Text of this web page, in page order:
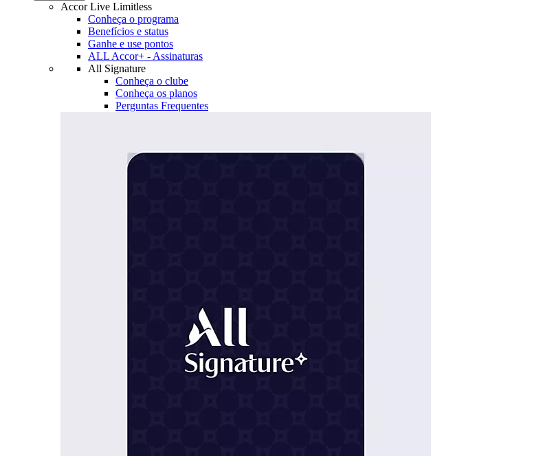
Accor Live Limitless
Conheça o programa
Benefícios e status
Ganhe e use pontos
ALL Accor+ - Assinaturas
All Signature
Conheça o clube
Conheça os planos
Perguntas Frequentes